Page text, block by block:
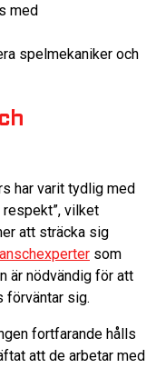
med
spelmekaniker och
har varit tydlig med
respekt”, vilket
att sträcka sig
som
är nödvändig för att
förväntar sig.
fortfarande hålls
att de arbetar med